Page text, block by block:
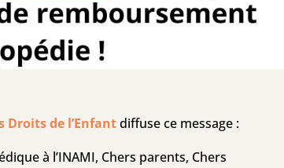
Droits de l’Enfantdiffuse ce message :
à l’INAMI, Chers parents, Chers